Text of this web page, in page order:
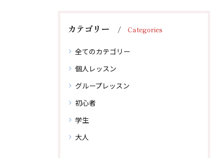
カテゴリー Categories
全てのカテゴリー
個人レッスン
グループレッスン
初心者
学生
大人